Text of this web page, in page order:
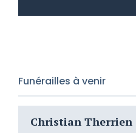
Funérailles à venir
Christian Therrien